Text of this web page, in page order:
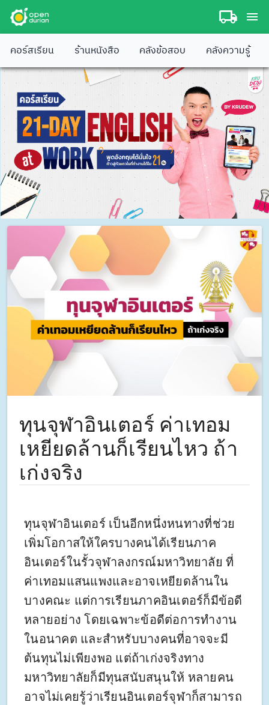
คอร์สเรียน ร้านหนังสือ คลังข้อสอบ คลังความรู้
ทุนจุฬาอินเตอร์ ค่าเทอม
เหยียดล้านก็เรียนไหว ถ้า
เก่งจริง
ทุนจุฬาอินเตอร์ เป็นอีกหนึ่งหนทางที่ช่วย
เพิ่มโอกาสให้ใครบางคนได้เรียนภาค
อินเตอร์ในรั้วจุฬาลงกรณ์มหาวิทยาลัย ที่
ค่าเทอมแสนแพงและอาจเหยียดล้านใน
บางคณะ แต่การเรียนภาคอินเตอร์ก็มีข้อดี
หลายอย่าง โดยเฉพาะข้อดีต่อการทำงาน
ในอนาคต และสำหรับบางคนที่อาจจะมี
ต้นทุนไม่เพียงพอ แต่ถ้าเก่งจริงทาง
มหาวิทยาลัยก็มีทุนสนับสนุนให้ หลายคน
อาจไม่เคยรู้ว่าเรียนอินเตอร์จุฬาก็สามารถ